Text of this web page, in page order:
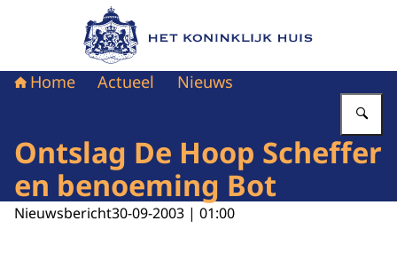
Naar de homepage van Het Koninklijk Huis
Home Actueel Nieuws
Ontslag De Hoop Scheffer
en benoeming Bot
Nieuwsbericht30-09-2003 | 01:00